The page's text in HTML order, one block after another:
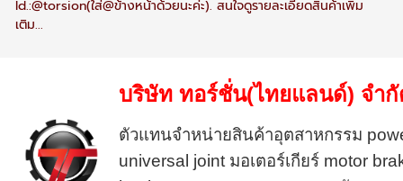
Id.:@torsion(ใส่@ข้างหน้าด้วยนะค่ะ). สนใจดูรายละเอียดสินค้าเพิ่ม
เติม...
บริษัท ทอร์ชั่น(ไทยแลนด์) จำ
ตัวแทนจำหน่ายสินค้าอุตสาหกรรม
universal joint มอเตอร์เกียร์ motor